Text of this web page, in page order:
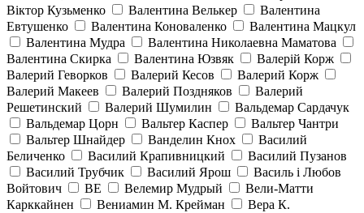
Віктор Кузьменко
Валентина Велькер
Валентина
Евтушенко
Валентина Коноваленко
Валентина Мацкул
Валентина Мудра
Валентина Николаевна Маматова
Валентина Скирка
Валентина Юзвяк
Валерій Корж
Валерий Геворков
Валерий Кесов
Валерий Корж
Валерий Макеев
Валерий Поздняков
Валерий
Решетинский
Валерий Шумилин
Вальдемар Сардачук
Вальдемар Цорн
Вальтер Каспер
Вальтер Чантри
Вальтер Шнайдер
Ванделин Кнох
Василий
Беличенко
Василий Крапивницкий
Василий Пузанов
Василий Трубчик
Василий Ярош
Василь і Любов
Войтович
ВЕ Велемир Мудрый
Вели-Матти
Карккайнен
Вениамин М. Крейман
Вера К.